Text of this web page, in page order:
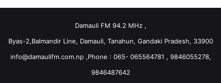
Damauli FM 94.2 MHz ,
Byas-2,Balmandir Line, Damauli, Tanahun, Gandaki Pradesh, 33900
info@damaulifm.com.np,Phone : 065- 065564781 , 9846055278,
9846487642